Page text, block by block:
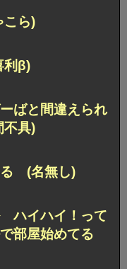
ら)
利β)
ばと間違えられ
具)
る (名無し)
イハイ！って
部屋始めてる